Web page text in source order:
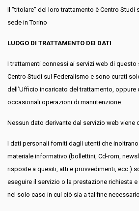
Il “titolare” del loro trattamento è Centro Studi
sede in Torino
LUOGO DI TRATTAMENTO DEI DATI
I trattamenti connessi ai servizi web di
Centro Studi sul Federalismo e sono curati
dell’Ufficio incaricato del trattamento, oppure
occasionali operazioni di manutenzione.
Nessun dato derivante dal servizio web
I dati personali forniti dagli utenti che
materiale informativo (bollettini, Cd-rom,
risposte a quesiti, atti e provvedimenti, ecc.)
eseguire il servizio o la prestazione richiesta
nel solo caso in cui ciò sia a tal fine